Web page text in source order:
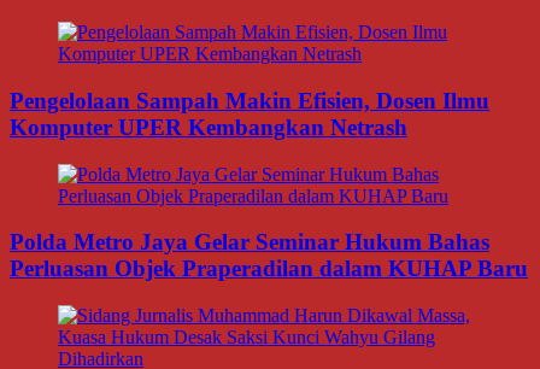
Pengelolaan Sampah Makin Efisien, Dosen Ilmu
Komputer UPER Kembangkan Netrash
Polda Metro Jaya Gelar Seminar Hukum Bahas
Perluasan Objek Praperadilan dalam KUHAP Baru